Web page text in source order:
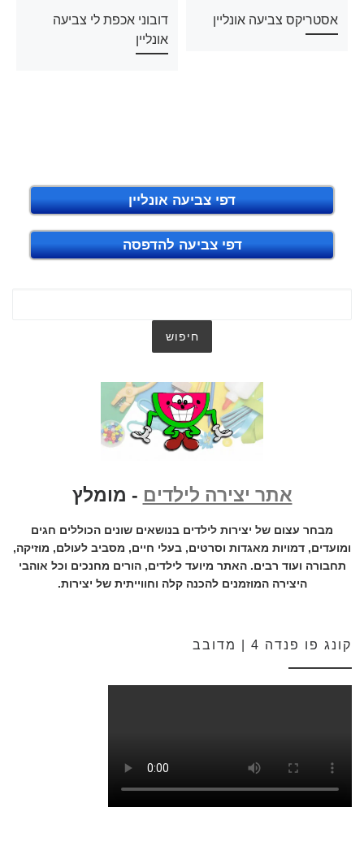
אסטריקס צביעה אונליין
דובוני אכפת לי צביעה
אונליין
דפי צביעה אונליין
דפי צביעה להדפסה
אתר יצירה לילדים - מומלץ
מבחר עצום של יצירות לילדים בנושאים שונים הכוללים חגים
ומועדים, דמויות מאגדות וסרטים, בעלי חיים, מסביב לעולם, מוזיקה,
תחבורה ועוד רבים. האתר מיועד לילדים, הורים מחנכים וכל אוהבי
היצירה המוזמנים להכנה קלה וחווייתית של יצירות.
קונג פו פנדה 4 | מדובב